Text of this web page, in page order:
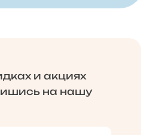
и акциях
на нашу